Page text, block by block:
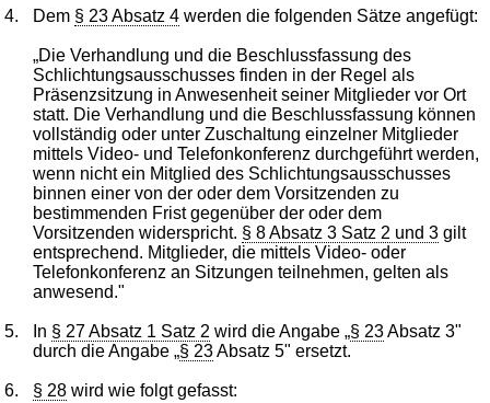
4. Dem § 23 Absatz 4 werden die folgenden Sätze angefügt:
„Die Verhandlung und die Beschlussfassung des
Schlichtungsausschusses finden in der Regel als
Präsenzsitzung in Anwesenheit seiner Mitglieder vor Ort
statt. Die Verhandlung und die Beschlussfassung können
vollständig oder unter Zuschaltung einzelner Mitglieder
mittels Video- und Telefonkonferenz durchgeführt werden,
wenn nicht ein Mitglied des Schlichtungsausschusses
binnen einer von der oder dem Vorsitzenden zu
bestimmenden Frist gegenüber der oder dem
Vorsitzenden widerspricht. § 8 Absatz 3 Satz 2 und 3 gilt
entsprechend. Mitglieder, die mittels Video- oder
Telefonkonferenz an Sitzungen teilnehmen, gelten als
anwesend."
5. In § 27 Absatz 1 Satz 2 wird die Angabe „§ 23Absatz 3"
durch die Angabe „§ 23Absatz 5" ersetzt.
6. § 28 wird wie folgt gefasst: